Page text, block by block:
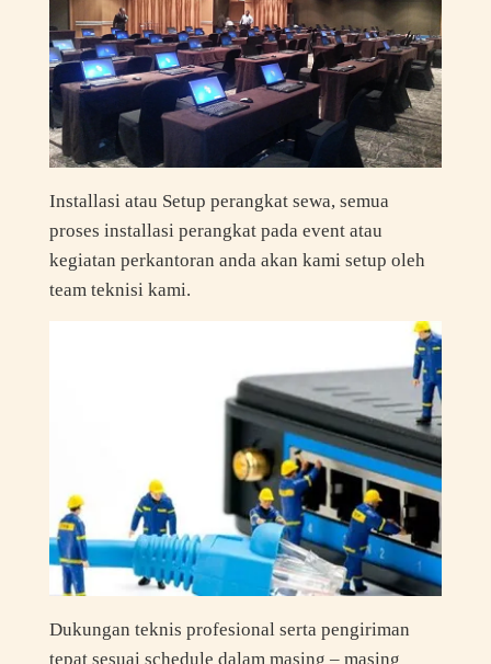
Installasi atau Setup perangkat sewa, semua
proses installasi perangkat pada event atau
kegiatan perkantoran anda akan kami setup oleh
team teknisi kami.
Dukungan teknis profesional serta pengiriman
tepat sesuai schedule dalam masing – masing